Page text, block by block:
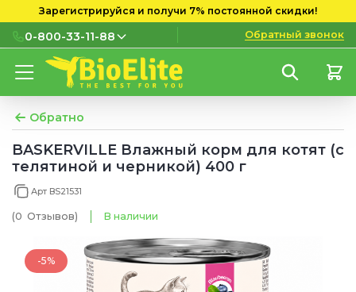
Зарегистрируйся и получи 7% постоянной скидки!
0-800-33-11-88
0-800-33-11-88
мобильных номеров
(097) 133 11 88
(095) 133 11 88
Обратный звонок
Обратно
BASKERVILLE Влажный корм для котят (с
телятиной и черникой) 400 г
Арт BS21531
(0 Отзывов) В наличии
-5%